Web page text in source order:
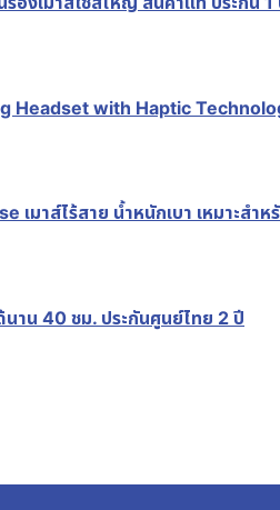
with Haptic
าส์ไร้สาย น้ำหนักเบา เหมาะสำห
นาน 40 ชม. ประกันศูนย์ไทย 2 ปี